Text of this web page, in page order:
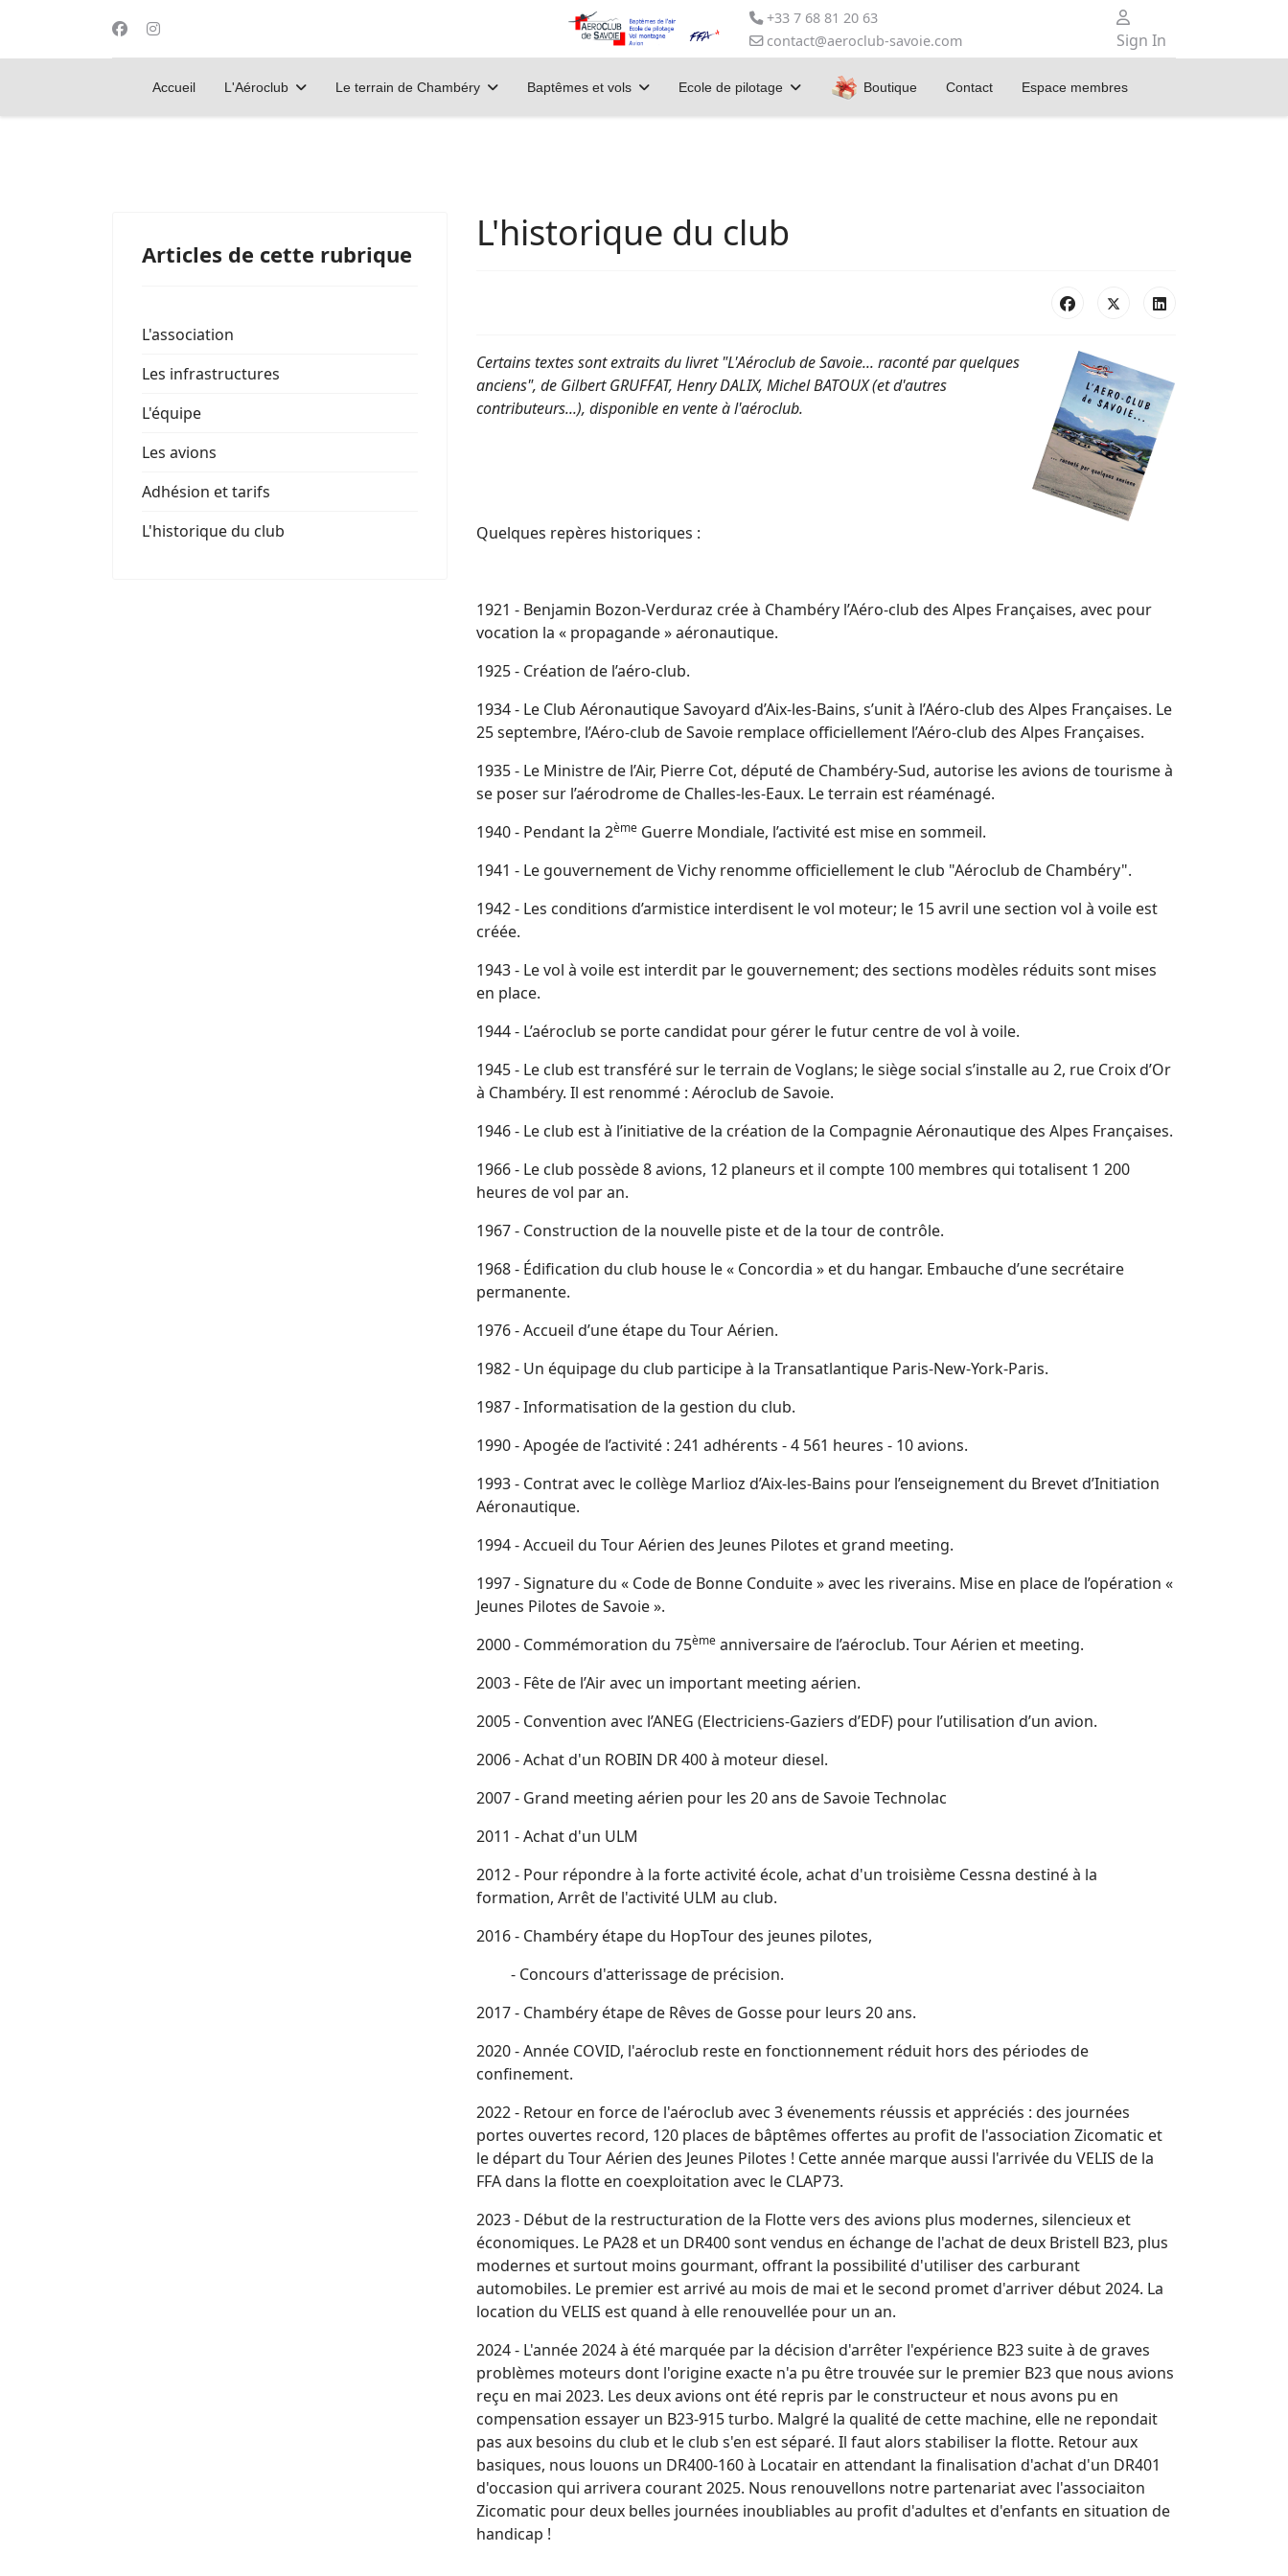
+33 7 68 81 20 63
contact@aeroclub-savoie.com
Sign In
Accueil L'Aéroclub Le terrain de Chambéry Baptêmes et vols Ecole de pilotage Boutique Contact Espace membres
Articles de cette rubrique
L'association
Les infrastructures
L'équipe
Les avions
Adhésion et tarifs
L'historique du club
L'historique du club
Certains textes sont extraits du livret "L'Aéroclub de Savoie... raconté par quelques
anciens", de Gilbert GRUFFAT, Henry DALIX, Michel BATOUX (et d'autres
contributeurs...), disponible en vente à l'aéroclub.
Quelques repères historiques :
1921 - Benjamin Bozon-Verduraz crée à Chambéry l’Aéro-club des Alpes Françaises, avec pour
vocation la « propagande » aéronautique.
1925 - Création de l’aéro-club.
1934 - Le Club Aéronautique Savoyard d’Aix-les-Bains, s’unit à l’Aéro-club des Alpes Françaises. Le
25 septembre, l’Aéro-club de Savoie remplace officiellement l’Aéro-club des Alpes Françaises.
1935 - Le Ministre de l’Air, Pierre Cot, député de Chambéry-Sud, autorise les avions de tourisme à
se poser sur l’aérodrome de Challes-les-Eaux. Le terrain est réaménagé.
1940 - Pendant la 2ème Guerre Mondiale, l’activité est mise en sommeil.
1941 - Le gouvernement de Vichy renomme officiellement le club "Aéroclub de Chambéry".
1942 - Les conditions d’armistice interdisent le vol moteur; le 15 avril une section vol à voile est
créée.
1943 - Le vol à voile est interdit par le gouvernement; des sections modèles réduits sont mises
en place.
1944 - L’aéroclub se porte candidat pour gérer le futur centre de vol à voile.
1945 - Le club est transféré sur le terrain de Voglans; le siège social s’installe au 2, rue Croix d’Or
à Chambéry. Il est renommé : Aéroclub de Savoie.
1946 - Le club est à l’initiative de la création de la Compagnie Aéronautique des Alpes Françaises.
1966 - Le club possède 8 avions, 12 planeurs et il compte 100 membres qui totalisent 1 200
heures de vol par an.
1967 - Construction de la nouvelle piste et de la tour de contrôle.
1968 - Édification du club house le « Concordia » et du hangar. Embauche d’une secrétaire
permanente.
1976 - Accueil d’une étape du Tour Aérien.
1982 - Un équipage du club participe à la Transatlantique Paris-New-York-Paris.
1987 - Informatisation de la gestion du club.
1990 - Apogée de l’activité : 241 adhérents - 4 561 heures - 10 avions.
1993 - Contrat avec le collège Marlioz d’Aix-les-Bains pour l’enseignement du Brevet d’Initiation
Aéronautique.
1994 - Accueil du Tour Aérien des Jeunes Pilotes et grand meeting.
1997 - Signature du « Code de Bonne Conduite » avec les riverains. Mise en place de l’opération «
Jeunes Pilotes de Savoie ».
2000 - Commémoration du 75ème anniversaire de l’aéroclub. Tour Aérien et meeting.
2003 - Fête de l’Air avec un important meeting aérien.
2005 - Convention avec l’ANEG (Electriciens-Gaziers d’EDF) pour l’utilisation d’un avion.
2006 - Achat d'un ROBIN DR 400 à moteur diesel.
2007 - Grand meeting aérien pour les 20 ans de Savoie Technolac
2011 - Achat d'un ULM
2012 - Pour répondre à la forte activité école, achat d'un troisième Cessna destiné à la
formation, Arrêt de l'activité ULM au club.
2016 - Chambéry étape du HopTour des jeunes pilotes,
- Concours d'atterissage de précision.
2017 - Chambéry étape de Rêves de Gosse pour leurs 20 ans.
2020 - Année COVID, l'aéroclub reste en fonctionnement réduit hors des périodes de
confinement.
2022 - Retour en force de l'aéroclub avec 3 évenements réussis et appréciés : des journées
portes ouvertes record, 120 places de bâptêmes offertes au profit de l'association Zicomatic et
le départ du Tour Aérien des Jeunes Pilotes ! Cette année marque aussi l'arrivée du VELIS de la
FFA dans la flotte en coexploitation avec le CLAP73.
2023 - Début de la restructuration de la Flotte vers des avions plus modernes, silencieux et
économiques. Le PA28 et un DR400 sont vendus en échange de l'achat de deux Bristell B23, plus
modernes et surtout moins gourmant, offrant la possibilité d'utiliser des carburant
automobiles. Le premier est arrivé au mois de mai et le second promet d'arriver début 2024. La
location du VELIS est quand à elle renouvellée pour un an.
2024 - L'année 2024 à été marquée par la décision d'arrêter l'expérience B23 suite à de graves
problèmes moteurs dont l'origine exacte n'a pu être trouvée sur le premier B23 que nous avions
reçu en mai 2023. Les deux avions ont été repris par le constructeur et nous avons pu en
compensation essayer un B23-915 turbo. Malgré la qualité de cette machine, elle ne repondait
pas aux besoins du club et le club s'en est séparé. Il faut alors stabiliser la flotte. Retour aux
basiques, nous louons un DR400-160 à Locatair en attendant la finalisation d'achat d'un DR401
d'occasion qui arrivera courant 2025. Nous renouvellons notre partenariat avec l'associaiton
Zicomatic pour deux belles journées inoubliables au profit d'adultes et d'enfants en situation de
handicap !